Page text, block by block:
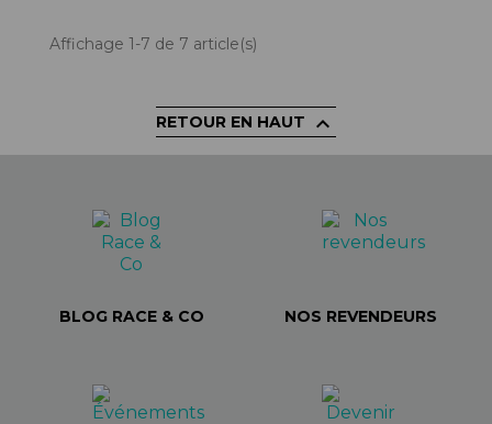
Affichage 1-7 de 7 article(s)
RETOUR EN HAUT 
BLOG RACE & CO NOS REVENDEURS